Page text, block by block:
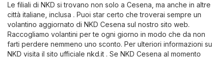
Le filiali di NKD si trovano non solo a Cesena, ma anche in altre
città italiane, inclusa . Puoi star certo che troverai sempre un
volantino aggiornato di NKD Cesena sul nostro sito web.
Raccogliamo volantini per te ogni giorno in modo che da non
farti perdere nemmeno uno sconto. Per ulteriori informazioni su
NKD visita il sito ufficiale nkd.it . Se NKD Cesena al momento